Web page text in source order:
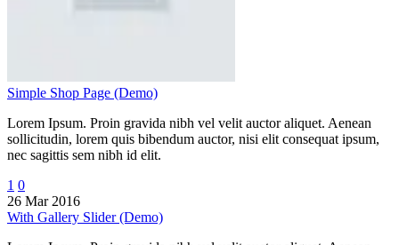
Simple Shop Page (Demo)
Lorem Ipsum. Proin gravida nibh vel velit auctor aliquet. Aenean
sollicitudin, lorem quis bibendum auctor, nisi elit consequat ipsum,
nec sagittis sem nibh id elit.
1 0
26 Mar 2016
With Gallery Slider (Demo)